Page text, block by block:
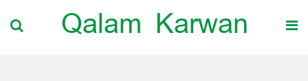
Qalam Karwan